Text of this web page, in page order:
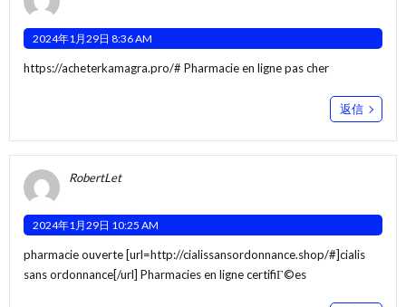
2024年1月29日 8:36 AM
https://acheterkamagra.pro/# Pharmacie en ligne pas cher
返信
RobertLet
2024年1月29日 10:25 AM
pharmacie ouverte [url=http://cialissansordonnance.shop/#]cialis
sans ordonnance[/url] Pharmacies en ligne certifiГ©es